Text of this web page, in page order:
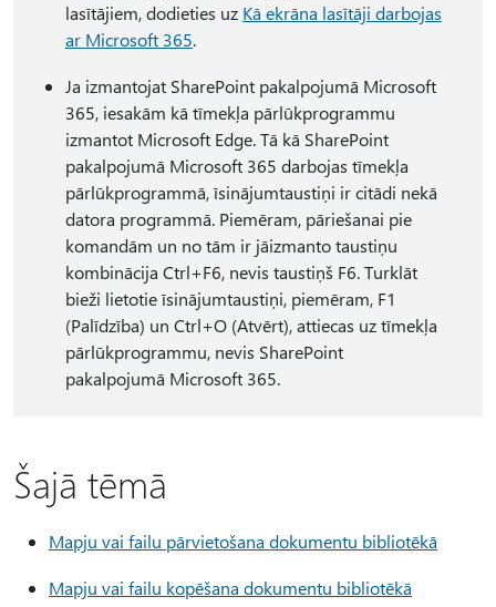
lasītājiem, dodieties uz Kā ekrāna lasītāji darbojas
ar Microsoft 365.
Ja izmantojat SharePoint pakalpojumā Microsoft
365, iesakām kā tīmekļa pārlūkprogrammu
izmantot Microsoft Edge. Tā kā SharePoint
pakalpojumā Microsoft 365 darbojas tīmekļa
pārlūkprogrammā, īsinājumtaustiņi ir citādi nekā
datora programmā. Piemēram, pāriešanai pie
komandām un no tām ir jāizmanto taustiņu
kombinācija Ctrl+F6, nevis taustiņš F6. Turklāt
bieži lietotie īsinājumtaustiņi, piemēram, F1
(Palīdzība) un Ctrl+O (Atvērt), attiecas uz tīmekļa
pārlūkprogrammu, nevis SharePoint
pakalpojumā Microsoft 365.
Šajā tēmā
Mapju vai failu pārvietošana dokumentu bibliotēkā
Mapju vai failu kopēšana dokumentu bibliotēkā